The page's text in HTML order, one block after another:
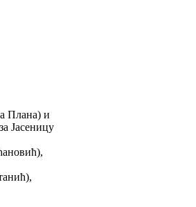
Плана) и
Јасеницу